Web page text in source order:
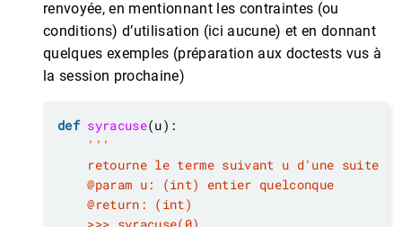
renvoyée, en mentionnant les contraintes (ou
conditions) d’utilisation (ici aucune) et en donnant
quelques exemples (préparation aux doctests vus à
la session prochaine)
def syracuse